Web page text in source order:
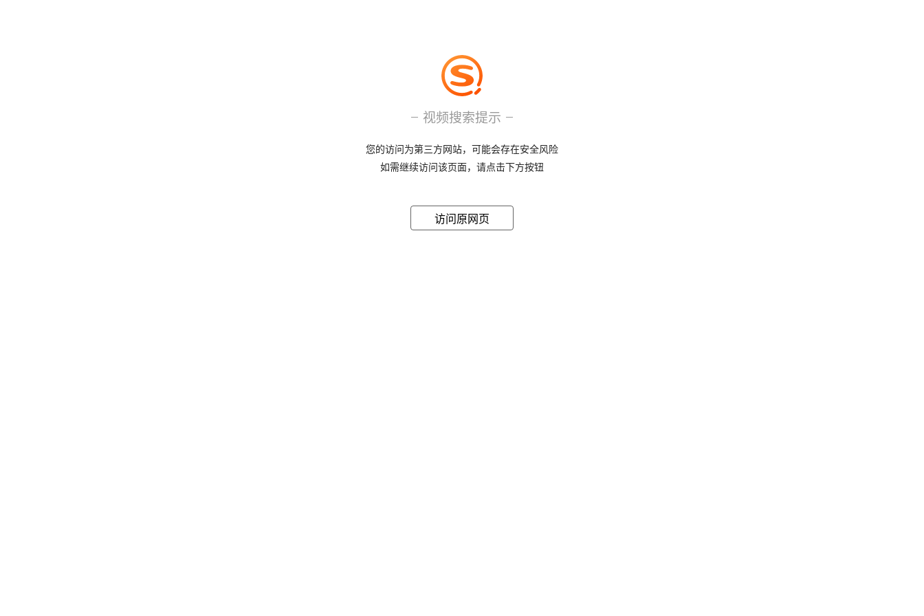
视频搜索提示
您的访问为第三方网站，可能会存在安全风险
如需继续访问该页面，请点击下方按钮
访问原网页